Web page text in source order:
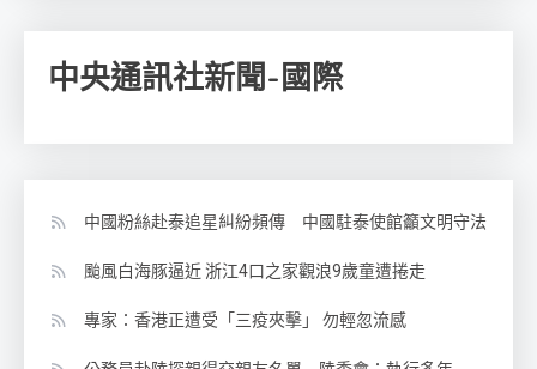
中央通訊社新聞-國際
中國粉絲赴泰追星糾紛頻傳 中國駐泰使館籲文明守法
颱風白海豚逼近 浙江4口之家觀浪9歲童遭捲走
專家：香港正遭受「三疫夾擊」 勿輕忽流感